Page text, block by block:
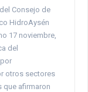
Consejo de
HidroAysén
17 noviembre,
del
otros sectores
que afirmaron